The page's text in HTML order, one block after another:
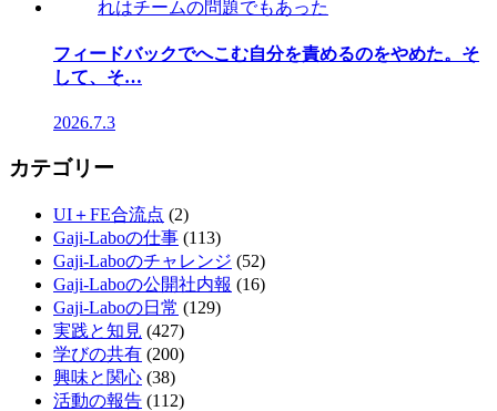
フィードバックでへこむ自分を責めるのをやめた。そ
して、そ…
2026.7.3
カテゴリー
UI＋FE合流点 (2)
Gaji-Laboの仕事 (113)
Gaji-Laboのチャレンジ (52)
Gaji-Laboの公開社内報 (16)
Gaji-Laboの日常 (129)
実践と知見 (427)
学びの共有 (200)
興味と関心 (38)
活動の報告 (112)